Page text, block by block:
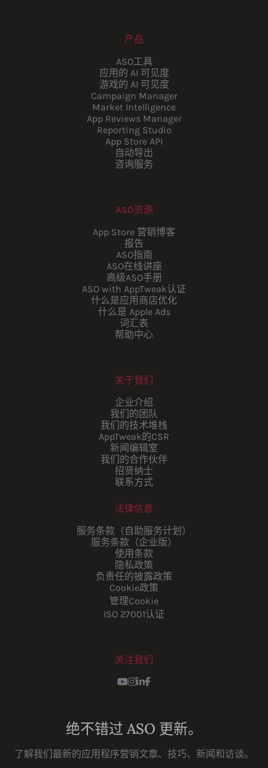
产品
ASO工具
应用的 AI 可见度
游戏的 AI 可见度
Campaign Manager
Market Intelligence
App Reviews Manager
Reporting Studio
App Store API
自动导出
咨询服务
ASO资源
App Store 营销博客
报告
ASO指南
ASO在线讲座
高级ASO手册
ASO with AppTweak认证
什么是应用商店优化
什么是 Apple Ads
词汇表
帮助中心
关于我们
企业介绍
我们的团队
我们的技术堆栈
AppTweak的CSR
新闻编辑室
我们的合作伙伴
招贤纳士
联系方式
法律信息
服务条款（自助服务计划）
服务条款（企业版）
使用条款
隐私政策
负责任的披露政策
Cookie政策
管理Cookie
ISO 27001认证
关注我们
Youtube
Instagram
LinkedIn
Facebook
绝不错过 ASO 更新。
了解我们最新的应用程序营销文章、技巧、新闻和访谈。